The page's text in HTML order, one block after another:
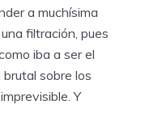
a muchísima
filtración, pues
iba a ser el
sobre los
Y